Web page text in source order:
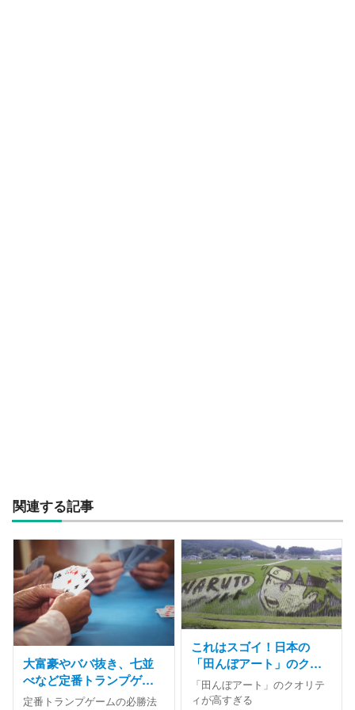
関連する記事
大富豪やババ抜き、七並
べなど定番トランプゲー
ムの必勝法
定番トランプゲームの必勝法
これはスゴイ！日本の
「田んぼアート」のクオ
リティが高すぎる件
「田んぼアート」のクオリテ
ィが高すぎる